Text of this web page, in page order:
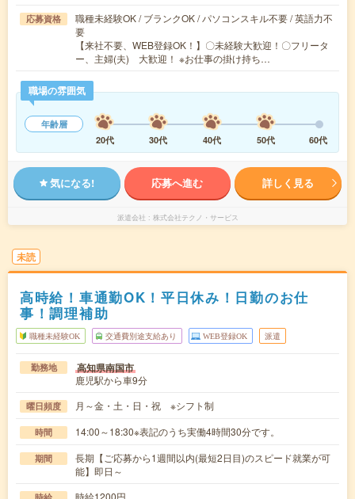
応募資格
職種未経験OK / ブランクOK / パソコンスキル不要 / 英語力不
要
【来社不要、WEB登録OK！】〇未経験大歓迎！〇フリータ
ー、主婦(夫) 大歓迎！ ※お仕事の掛け持ち…
職場の雰囲気
年齢層
20代
30代 40代 50代 60代
気になる! 応募へ進む 詳しく見る
派遣会社 株式会社テクノ・サービス
未読
高時給！車通勤OK！平日休み！日勤のお仕
事！調理補助
職種未経験OK 交通費別途支給あり WEB登録OK 派遣
勤務地 高知県南国市
鹿児駅から車9分
曜日頻度 月～金・土・日・祝 ※シフト制
時間 14:00～18:30※表記のうち実働4時間30分です。
期間
長期【ご応募から1週間以内(最短2日目)のスピード就業が可
能】即日～